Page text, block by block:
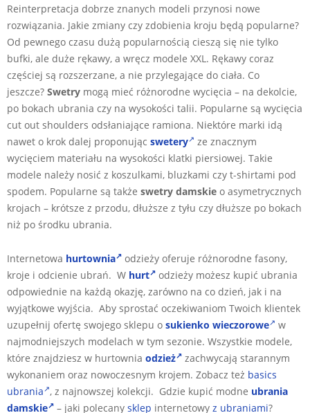
Reinterpretacja dobrze znanych modeli przynosi nowe
rozwiązania. Jakie zmiany czy zdobienia kroju będą popularne?
Od pewnego czasu dużą popularnością cieszą się nie tylko
bufki, ale duże rękawy, a wręcz modele XXL. Rękawy coraz
częściej są rozszerzane, a nie przylegające do ciała. Co
jeszcze? Swetry mogą mieć różnorodne wycięcia – na dekolcie,
po bokach ubrania czy na wysokości talii. Popularne są wycięcia
cut out shoulders odsłaniające ramiona. Niektóre marki idą
nawet o krok dalej proponując swetery
ze znacznym
wycięciem materiału na wysokości klatki piersiowej. Takie
modele należy nosić z koszulkami, bluzkami czy t-shirtami pod
spodem. Popularne są także swetry damskie o asymetrycznych
krojach – krótsze z przodu, dłuższe z tyłu czy dłuższe po bokach
niż po środku ubrania.
Internetowa hurtownia
odzieży oferuje różnorodne fasony,
kroje i odcienie ubrań. W hurt
odzieży możesz kupić ubrania
odpowiednie na każdą okazję, zarówno na co dzień, jak i na
wyjątkowe wyjścia. Aby sprostać oczekiwaniom Twoich klientek
uzupełnij ofertę swojego sklepu o sukienko wieczorowe
w
najmodniejszych modelach w tym sezonie. Wszystkie modele,
które znajdziesz w hurtownia odzież
zachwycają starannym
wykonaniem oraz nowoczesnym krojem. Zobacz też basics
ubrania , z najnowszej kolekcji. Gdzie kupić modne ubrania
damskie
– jaki polecany sklep internetowy z ubraniami?